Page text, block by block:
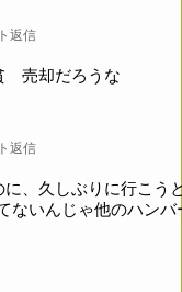
返信
売却だろうな
返信
、久しぶりに行こう
ないんじゃ他のハンバ